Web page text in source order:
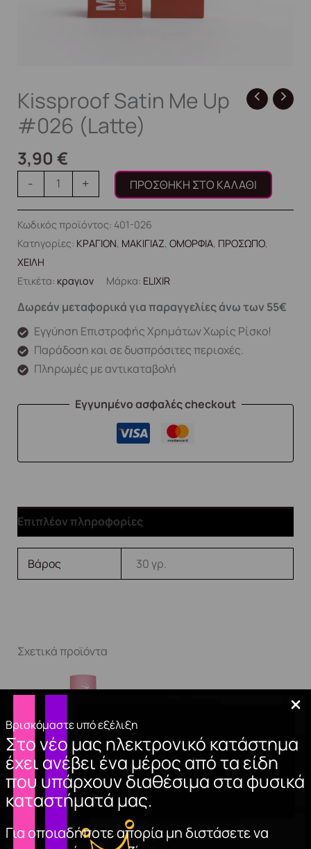
Βρισκόμαστε υπό εξέλιξη
Στο νέο μας ηλεκτρονικό κατάστημα
έχει ανέβει ένα μέρος από τα είδη
που υπάρχουν διαθέσιμα στα φυσικά
καταστήματά μας.
Για οποιαδήποτε απορία μη διστάσετε να
Kissproof Satin Me Up
#026 (Latte)
3,90 €
- + ΠΡΟΣΘΉΚΗ ΣΤΟ ΚΑΛΆΘΙ
Κωδικός προϊόντος: 401-026
Κατηγορίες: ΚΡΑΓΙΟΝ, ΜΑΚΙΓΙΑΖ, ΟΜΟΡΦΙΑ, ΠΡΟΣΩΠΟ,
ΧΕΙΛΗ
Ετικέτα: κραγιον Μάρκα: ELIXIR
Δωρεάν μεταφορικά για παραγγελίες άνω των 55€
Εγγύηση Επιστροφής Χρημάτων Χωρίς Ρίσκο!
Παράδοση και σε δυσπρόσιτες περιοχές.
Πληρωμές με αντικαταβολή
Εγγυημένο ασφαλές checkout
Επιπλέον πληροφορίες
Βάρος 30 γρ.
Σχετικά προϊόντα
BASE COAT CLASSIC
15ml.
2,90€